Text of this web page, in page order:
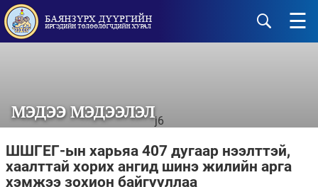
☰
МЭДЭЭ МЭДЭЭЛЭЛj6
ШШГЕГ-ын харьяа 407 дугаар нээлттэй,
хаалттай хорих ангид шинэ жилийн арга
хэмжээ зохион байгууллаа